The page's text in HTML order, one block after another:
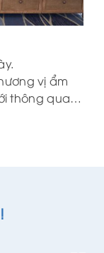
vị ẩm
thông qua